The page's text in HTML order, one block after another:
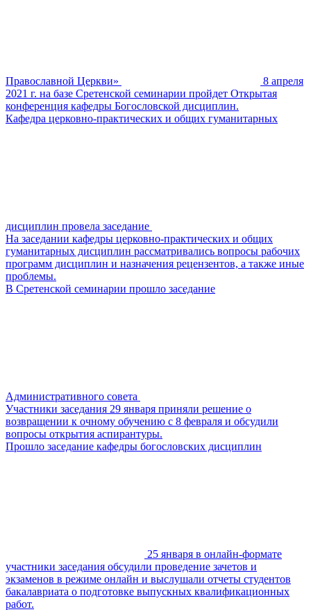
Православной Церкви»
8 апреля
2021 г. на базе Сретенской семинарии пройдет Открытая
конференция кафедры Богословской дисциплин.
Кафедра церковно-практических и общих гуманитарных
дисциплин провела заседание
На заседании кафедры церковно-практических и общих
гуманитарных дисциплин рассматривались вопросы рабочих
программ дисциплин и назначения рецензентов, а также иные
проблемы.
В Сретенской семинарии прошло заседание
Административного совета
Участники заседания 29 января приняли решение о
возвращении к очному обучению с 8 февраля и обсудили
вопросы открытия аспирантуры.
Прошло заседание кафедры богословских дисциплин
25 января в онлайн-формате
участники заседания обсудили проведение зачетов и
экзаменов в режиме онлайн и выслушали отчеты студентов
бакалавриата о подготовке выпускных квалификационных
работ.